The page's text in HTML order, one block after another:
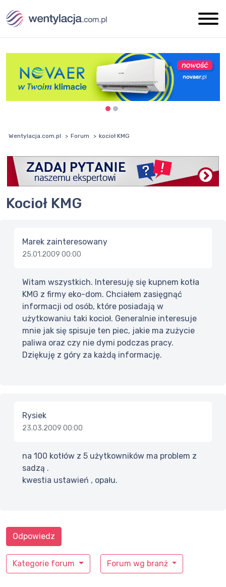
Wentylacja.com.pl Forum kocioł KMG
kocioł KMG
Marek zainteresowany
25.01.2009 00:00
Witam wszystkich. Interesuję się kupnem kotła
KMG z firmy eko-dom. Chciałem zasięgnąć
informacji od osób, które posiadają w
użytkowaniu taki kocioł. Generalnie interesuje
mnie jak się spisuje ten piec, jakie ma zużycie
paliwa oraz czy nie dymi podczas pracy.
Dziękuję z góry za każdą informację.
Rysiek
23.03.2009 00:00
na 100 kotłów z 5 użytkowników ma problem z
sadzą .
kwestia ustawień , opału.
Kategorie forum Forum wg branż
Odpowiedz